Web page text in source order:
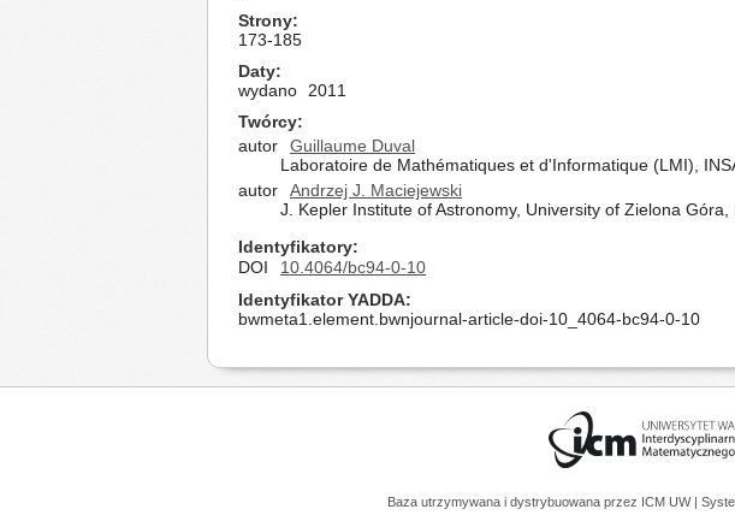
Strony
173-185
Daty
wydano
2011
Twórcy
autor
Guillaume Duval
Laboratoire de Mathématiques et d'Informatique (LMI),
autor
Andrzej J. Maciejewski
J. Kepler Institute of Astronomy, University of Zielona
Identyfikatory
DOI
10.4064/bc94-0-10
Identyfikator YADDA
bwmeta1.element.bwnjournal-article-doi-10_4064-bc94-0-10
Baza utrzymywana i dystrybuowana przez ICM UW |